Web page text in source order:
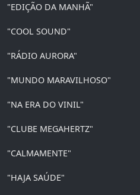
"EDIÇÃO DA MANHÃ"
"COOL SOUND"
"RÁDIO AURORA"
"MUNDO MARAVILHOSO"
"NA ERA DO VINIL"
"CLUBE MEGAHERTZ"
"CALMAMENTE"
"HAJA SAÚDE"